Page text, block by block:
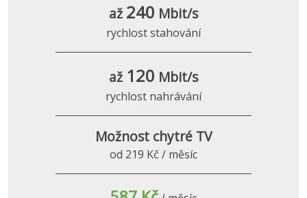
až 240 Mbit/s
rychlost stahování
až 120 Mbit/s
rychlost nahrávání
Možnost chytré TV
od 219 Kč / měsíc